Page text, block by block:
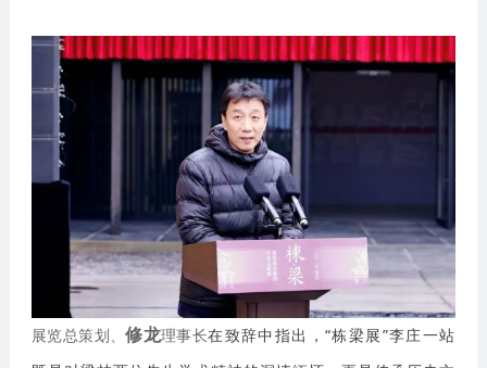
展览总策划、修龙理事长在致辞中指出，“栋梁展”李庄一站